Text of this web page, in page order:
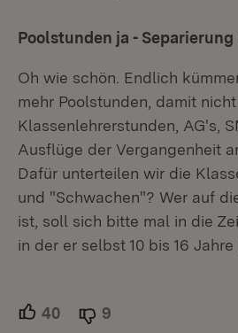
Poolstunden ja - Separierung
Oh wie schön. Endlich
mehr Poolstunden, damit
Klassenlehrerstunden, AG's,
Ausflüge der Vergangenheit
Dafür unterteilen wir die
und "Schwachen"? Wer auf
ist, soll sich bitte mal in die
in der er selbst 10 bis 16 Jahre
40 Unterstützer.
9